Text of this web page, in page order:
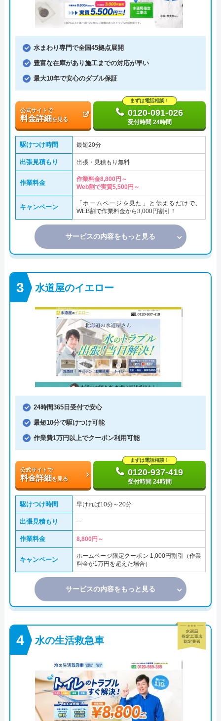
水まわり専門で全国45拠点展開
豊富な在庫があり施工までの対応が早い
最大10年で安心のダブル保証
公式サイトで
料金詳細を見る
まずは電話相談！
0120-091-026
受付時間 24時間
駆けつけ時間 最短20分
出張見積もり 出張・見積もり無料
作業料金
作業料金8,800円～
Web割で実質5,500円～
キャンペーン
「ホームページを見た」と伝えるだけで、
WEB割で作業料金から3,000円割引！
サービスの内容をもっと見る
水道屋のイエロー
24時間365日受付で安心
最短10分で駆けつけ可能
作業費1万円以上でクーポン利用可能
公式サイトで
料金詳細を見る
まずは電話相談！
0120-937-419
受付時間 24時間
駆けつけ時間 早ければ10分～20分
出張見積もり ―
作業料金 8,800円～
キャンペーン
ホームページ限定クーポン 1,000円割引（作業
料金が1万円を超えた場合）
サービスの内容をもっと見る
水の生活救急車